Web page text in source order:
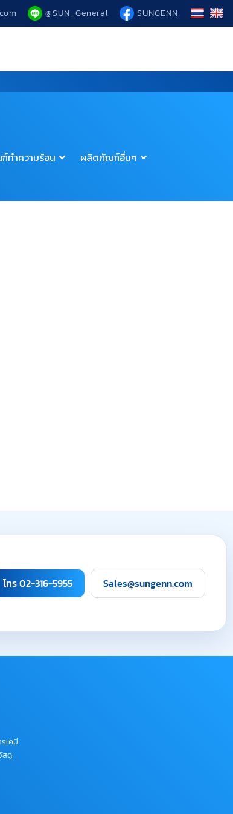
@SUN_General SUNGENN
ทำความร้อน ผลิตภัณฑ์อื่นๆ
โทร 02-316-5955 Sales@sungenn.com
เคมี
สดุ